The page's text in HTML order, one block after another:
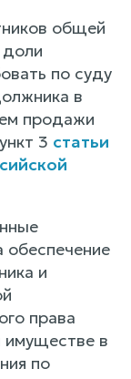
общей
доли
по суду
в
продажи
3 статьи
обеспечение
и
права
в
по